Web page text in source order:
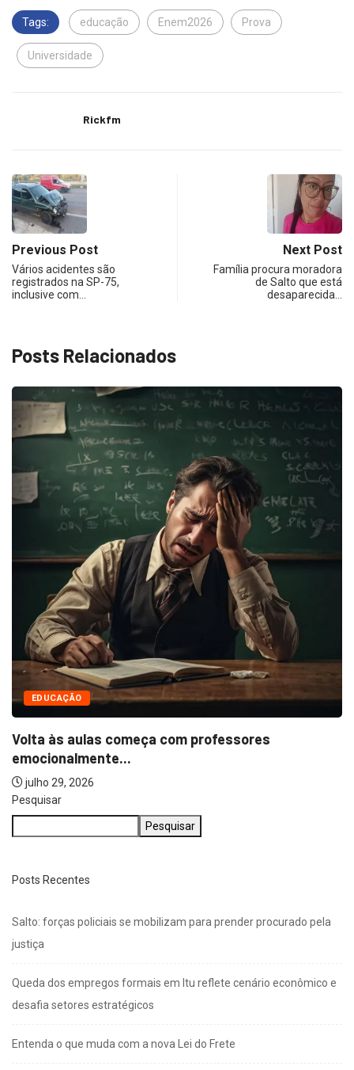
Tags: educação Enem2026 Prova
Universidade
Rickfm
Previous Post
Vários acidentes são
registrados na SP-75,
inclusive com…
Next Post
Família procura moradora
de Salto que está
desaparecida…
Posts Relacionados
EDUCAÇÃO
Agenda Infantil de Agosto: Biblioteca de
Indaiatuba...
julho 28, 2026
Pesquisar
Pesquisar
Posts Recentes
Salto: forças policiais se mobilizam para prender procurado pela
justiça
Queda dos empregos formais em Itu reflete cenário econômico e
desafia setores estratégicos
Entenda o que muda com a nova Lei do Frete